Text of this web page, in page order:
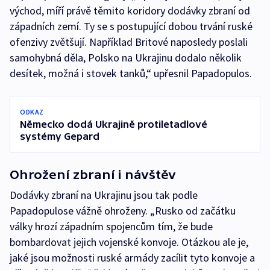
východ, míří právě těmito koridory dodávky zbraní od
západních zemí. Ty se s postupující dobou trvání ruské
ofenzivy zvětšují. Například Britové naposledy poslali
samohybná děla, Polsko na Ukrajinu dodalo několik
desítek, možná i stovek tanků,“ upřesnil Papadopulos.
ODKAZ
Německo dodá Ukrajině protiletadlové
systémy Gepard
Ohrožení zbraní i návštěv
Dodávky zbraní na Ukrajinu jsou tak podle
Papadopulose vážně ohroženy. „Rusko od začátku
války hrozí západním spojencům tím, že bude
bombardovat jejich vojenské konvoje. Otázkou ale je,
jaké jsou možnosti ruské armády zacílit tyto konvoje a